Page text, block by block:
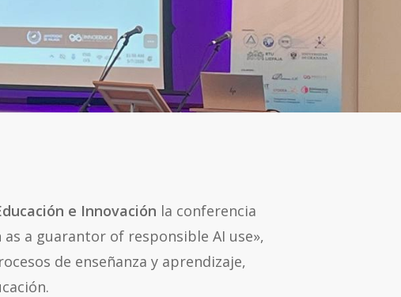
e Innovación la conferencia
a guarantor of responsible AI use»,
de enseñanza y aprendizaje,